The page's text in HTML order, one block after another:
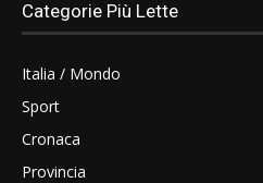
Categorie Più Lette
Italia / Mondo
Sport
Cronaca
Provincia